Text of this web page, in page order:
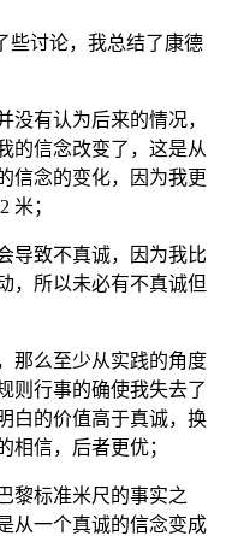
些讨论，我总结了康德
没有认为后来的情况，
的信念改变了，这是从
信念的变化，因为我更
米；
导致不真诚，因为我比
，所以未必有不真诚但
那么至少从实践的角度
则行事的确使我失去了
白的价值高于真诚，换
相信，后者更优；
黎标准米尺的事实之
从一个真诚的信念变成